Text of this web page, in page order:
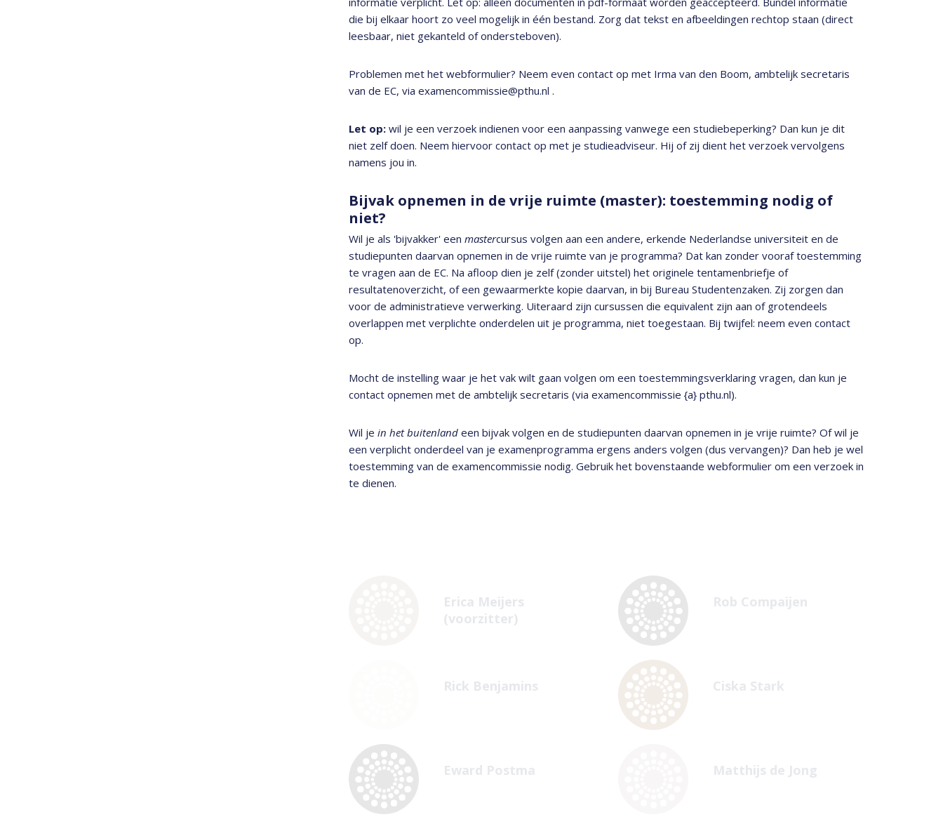
die bij elkaar hoort zo veel mogelijk in één bestand. Zorg dat tekst en afbeeldingen rechtop staan (direct
leesbaar, niet gekanteld of ondersteboven).
Problemen met het webformulier? Neem even contact op met Irma van den Boom, ambtelijk secretaris
van de EC, via examencommissie@pthu.nl .
Let op: wil je een verzoek indienen voor een aanpassing vanwege een studiebeperking? Dan kun je dit
niet zelf doen. Neem hiervoor contact op met je studieadviseur. Hij of zij dient het verzoek vervolgens
namens jou in.
Bijvak opnemen in de vrije ruimte (master): toestemming nodig of
niet?
Wil je als 'bijvakker' eenmastercursus volgen aan een andere, erkende Nederlandse universiteit en de
studiepunten daarvan opnemen in de vrije ruimte van je programma? Dat kan zonder vooraf toestemming
te vragen aan de EC. Na afloop dien je zelf (zonder uitstel) het originele tentamenbriefje of
resultatenoverzicht, of een gewaarmerkte kopie daarvan, in bij Bureau Studentenzaken. Zij zorgen dan
voor de administratieve verwerking. Uiteraard zijn cursussen die equivalent zijn aan of grotendeels
overlappen met verplichte onderdelen uit je programma, niet toegestaan. Bij twijfel: neem even contact
op.
Mocht de instelling waar je het vak wilt gaan volgen om een toestemmingsverklaring vragen, dan kun je
contact opnemen met de ambtelijk secretaris (via examencommissie {a} pthu.nl).
Wil jein het buitenlandeen bijvak volgen en de studiepunten daarvan opnemen in je vrije ruimte? Of wil je
een verplicht onderdeel van je examenprogramma ergens anders volgen (dus vervangen)? Dan heb je wel
toestemming van de examencommissie nodig. Gebruik het bovenstaande webformulier om een verzoek in
te dienen.
Erica Meijers
(voorzitter)
Rick Benjamins